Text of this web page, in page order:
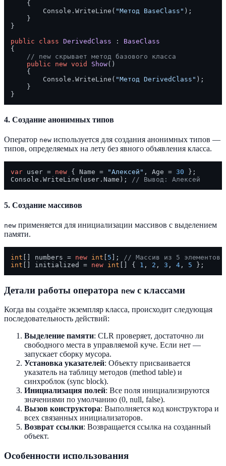
    {
        Console.WriteLine(
"Метод BaseClass" );
    }
}
public
class DerivedClass : BaseClass
{
// new скрывает метод базового класса
public
new void Show()
    {
        Console.WriteLine(
"Метод DerivedClass" );
    }
4. Создание анонимных типов
Оператор new используется для создания анонимных типов —
типов, определяемых на лету без явного объявления класса.
var user = new { Name = "Алексей" , Age = 30 };
Console.WriteLine(user.Name); // Вывод: Алексей
5. Создание массивов
new применяется для инициализации массивов с выделением
памяти.
int [] numbers = new int 5 ];
// Массив из 5 элементов
int [] initialized = new int [] { 1 , 2 , 3 , 4 , 5
Детали работы оператора new с классами
Когда вы создаёте экземпляр класса, происходит следующая
последовательность действий:
Выделение памяти: CLR проверяет, достаточно ли
свободного места в управляемой куче. Если нет —
запускает сборку мусора.
Установка указателей: Объекту присваивается
указатель на таблицу методов (method table) и
синхроблок (sync block).
Инициализация полей: Все поля инициализируются
значениями по умолчанию (0, null, false).
Вызов конструктора: Выполняется код конструктора и
всех связанных инициализаторов.
Возврат ссылки: Возвращается ссылка на созданный
объект.
Особенности использования